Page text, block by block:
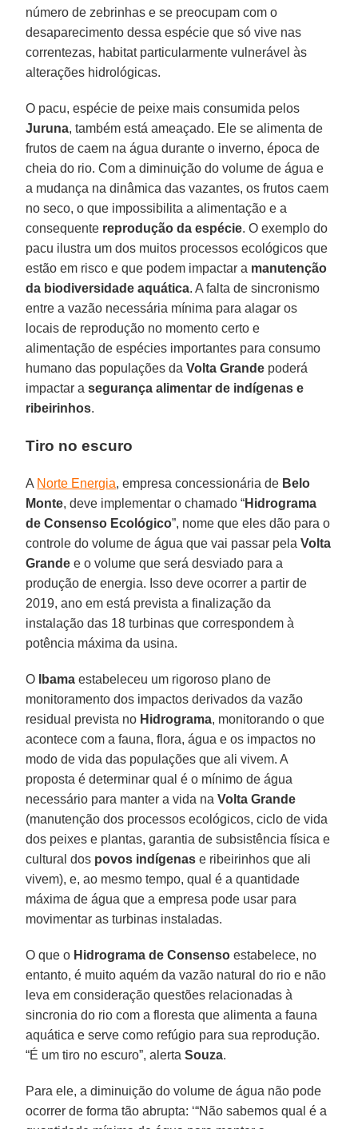
número de zebrinhas e se preocupam com o
desaparecimento dessa espécie que só vive nas
correntezas, habitat particularmente vulnerável às
alterações hidrológicas.
O pacu, espécie de peixe mais consumida pelos
Juruna, também está ameaçado. Ele se alimenta de
frutos de caem na água durante o inverno, época de
cheia do rio. Com a diminuição do volume de água e
a mudança na dinâmica das vazantes, os frutos caem
no seco, o que impossibilita a alimentação e a
consequente reprodução da espécie. O exemplo do
pacu ilustra um dos muitos processos ecológicos que
estão em risco e que podem impactar a manutenção
da biodiversidade aquática. A falta de sincronismo
entre a vazão necessária mínima para alagar os
locais de reprodução no momento certo e
alimentação de espécies importantes para consumo
humano das populações daVolta Grande poderá
impactar asegurança alimentar de indígenas e
ribeirinhos.
Tiro no escuro
A Norte Energia, empresa concessionária de Belo
Monte, deve implementar o chamado “Hidrograma
de Consenso Ecológico”, nome que eles dão para o
controle do volume de água que vai passar pelaVolta
Grande e o volume que será desviado para a
produção de energia. Isso deve ocorrer a partir de
2019, ano em está prevista a finalização da
instalação das 18 turbinas que correspondem à
potência máxima da usina.
O Ibama estabeleceu um rigoroso plano de
monitoramento dos impactos derivados da vazão
residual prevista no Hidrograma, monitorando o que
acontece com a fauna, flora, água e os impactos no
modo de vida das populações que ali vivem. A
proposta é determinar qual é o mínimo de água
necessário para manter a vida naVolta Grande
(manutenção dos processos ecológicos, ciclo de vida
dos peixes e plantas, garantia de subsistência física e
cultural dos povos indígenas e ribeirinhos que ali
vivem), e, ao mesmo tempo, qual é a quantidade
máxima de água que a empresa pode usar para
movimentar as turbinas instaladas.
O que o Hidrograma de Consenso estabelece, no
entanto, é muito aquém da vazão natural do rio e não
leva em consideração questões relacionadas à
sincronia do rio com a floresta que alimenta a fauna
aquática e serve como refúgio para sua reprodução.
“É um tiro no escuro”, alertaSouza.
Para ele, a diminuição do volume de água não pode
ocorrer de forma tão abrupta: ‘“Não sabemos qual é a